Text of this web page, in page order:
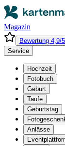
Magazin
Bewertung 4,9/5
Service
Hochzeit
Fotobuch
Geburt
Taufe
Geburtstag
Anlässe